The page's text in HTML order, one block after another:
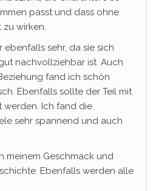
passt und dass ohne
wirken.
ebenfalls sehr, da sie sich
nachvollziehbar ist. Auch
fand ich schön
Ebenfalls sollte der Teil mit
werden. Ich fand die
sehr spannend und auch
meinem Geschmack und
Ebenfalls werden alle